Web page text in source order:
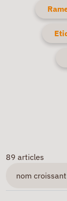
89 articles